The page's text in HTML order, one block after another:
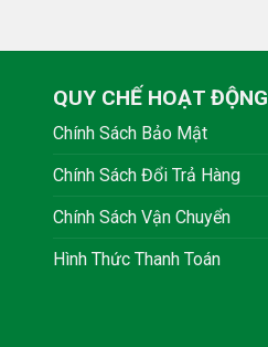
QUY CHẾ HOẠT ĐỘNG
Chính Sách Bảo Mật
Chính Sách Đổi Trả Hàng
Chính Sách Vận Chuyển
Hình Thức Thanh Toán